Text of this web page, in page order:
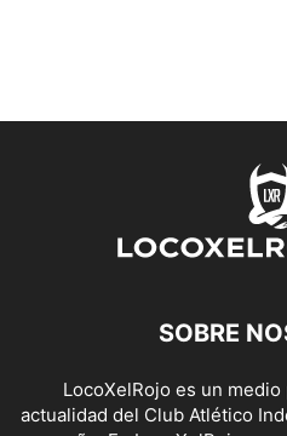
SOBRE
LocoXelRojo es un
actualidad del Club Atlético